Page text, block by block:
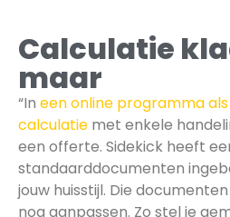
Calculatie
maar
“In een online programma
calculatie met enkele
een offerte. Sidekick heeft
standaarddocumenten
jouw huisstijl. Die
nog aanpassen. Zo stel je